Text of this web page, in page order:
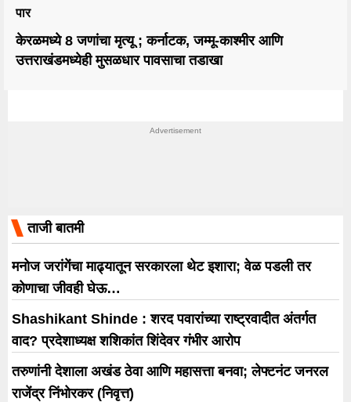
पार
केरळमध्ये 8 जणांचा मृत्यू ; कर्नाटक, जम्मू-काश्मीर आणि
उत्तराखंडमध्येही मुसळधार पावसाचा तडाखा
ताजी बातमी
मनोज जरांगेंचा माढ्यातून सरकारला थेट इशारा; वेळ पडली तर
कोणाचा जीवही घेऊ…
Shashikant Shinde : शरद पवारांच्या राष्ट्रवादीत अंतर्गत
वाद? प्रदेशाध्यक्ष शशिकांत शिंदेवर गंभीर आरोप
तरुणांनी देशाला अखंड ठेवा आणि महासत्ता बनवा; लेफ्टनंट जनरल
राजेंद्र निंभोरकर (निवृत्त)